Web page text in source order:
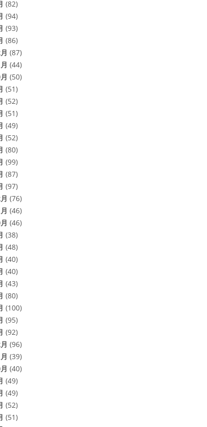
(82)
(94)
(93)
(86)
(87)
(44)
(50)
(51)
(52)
(51)
(49)
(52)
(80)
(99)
(87)
(97)
(76)
(46)
(46)
(38)
(48)
(40)
(40)
(43)
(80)
(100)
(95)
(92)
(96)
(39)
(40)
(49)
(49)
(52)
(51)